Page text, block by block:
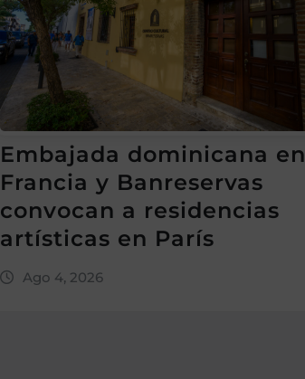
Embajada dominicana en
Francia y Banreservas
convocan a residencias
artísticas en París
Ago 4, 2026